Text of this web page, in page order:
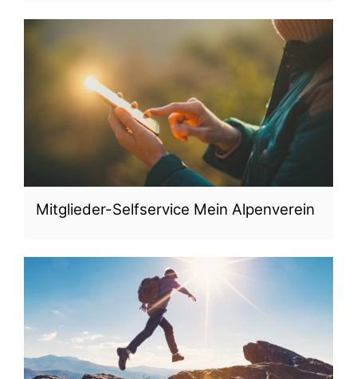
Mitglieder-Selfservice Mein Alpenverein